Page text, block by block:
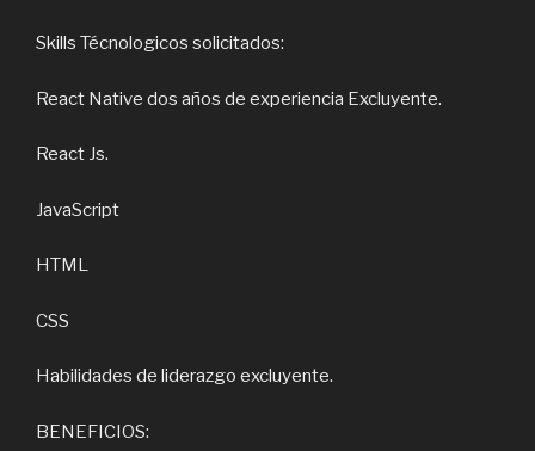
Skills Técnologicos solicitados:
React Native dos años de experiencia Excluyente.
React Js.
JavaScript
HTML
CSS
Habilidades de liderazgo excluyente.
BENEFICIOS: